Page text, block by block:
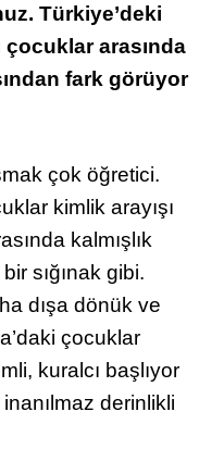
Türkiye’deki
arasında
fark görüyor
çok öğretici.
kimlik arayışı
kalmışlık
sığınak gibi.
dışa dönük ve
çocuklar
kuralcı başlıyor
derinlikli